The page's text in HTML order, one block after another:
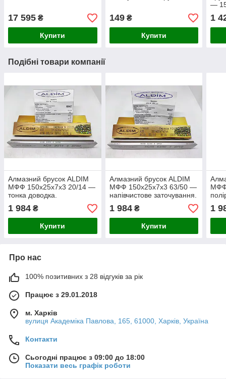
17 595 ₴
Купити
149₴
Купити
—
1
Подібні товари компанії
Алмазний брусок ALDIM
МФФ 150х25х7х3 20/14 —
тонка доводка.
1 984 ₴
Купити
Алмазний брусок ALDIM
МФФ 150х25х7х3 63/50 —
напівчистове заточування.
1 984₴
Купити
МФФ
1
Про нас
100% позитивних з 28 відгуків за рік
Працює з 29.01.2018
м. Харків
вулиця Академіка Павлова, 165, 61000, Харків, Україна
Контакти
Сьогодні працює з 09:00 до 18:00
Показати весь графік роботи